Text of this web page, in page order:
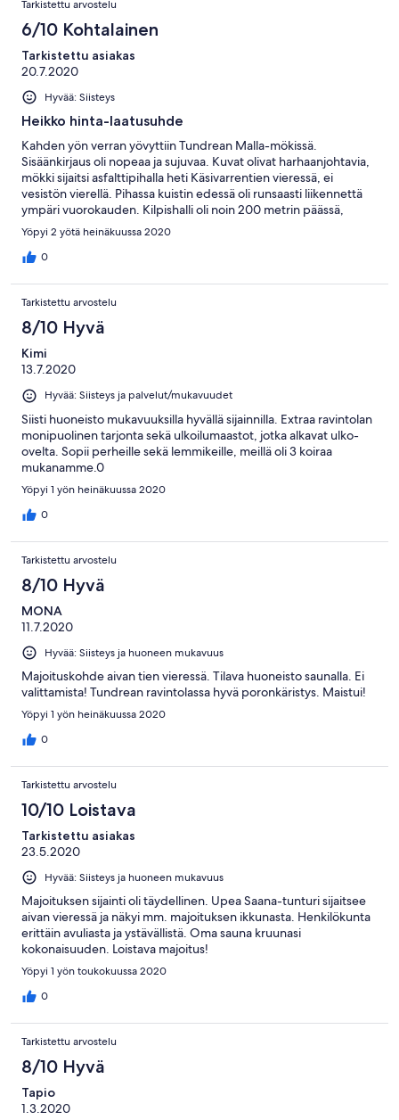
Tarkistettu arvostelu
6/10 Kohtalainen
Tarkistettu asiakas
20.7.2020
Hyvää: Siisteys
Heikko hinta-laatusuhde
Kahden yön verran yövyttiin Tundrean Malla-mökissä.
Sisäänkirjaus oli nopeaa ja sujuvaa. Kuvat olivat harhaanjohtavia,
mökki sijaitsi asfalttipihalla heti Käsivarrentien vieressä, ei
vesistön vierellä. Pihassa kuistin edessä oli runsaasti liikennettä
ympäri vuorokauden. Kilpishalli oli noin 200 metrin päässä,
palvelut siis erittäin hyvin saatavilla. Mökki oli erittäin kuuma
tullessamme, yli 30 astetta, ja vaikka henkilökunta ystävällisesti
laski lämpötilaa heti tulomme jälkeen pyynnöstä, meni
Uuni ylikuumeni herkästi ja sammui kokonaan, käyttöohjetta
mökistä ei löytynyt. Ikkunoissa ei ollut kunnollisia verhoja, mökkiä
ei saanut pimennettyä keskikesän auringolta yöksi, tämän
ajattelisimme olevan aika keskeistä Lapin kesässä.. Siisteystaso oli
hyvä. Takkaa ei mökissä ollut. Uloskirjaus oli ongelmatonta. Mökki
oli kaikkiaan ok-tasoa emmekä Kilpisjärvellä enempää olisi
tarvinneet. Hinta-laatusuhde oli kuitenkin huono ja tästä syystä
majoitus oli hieman pettymys.
Yöpyi 2 yötä heinäkuussa 2020
0
Tarkistettu arvostelu
8/10 Hyvä
Kimi
13.7.2020
Hyvää: Siisteys ja palvelut/mukavuudet
Siisti huoneisto mukavuuksilla hyvällä sijainnilla. Extraa ravintolan
monipuolinen tarjonta sekä ulkoilumaastot, jotka alkavat ulko-
ovelta. Sopii perheille sekä lemmikeille, meillä oli 3 koiraa
mukanamme.0
Yöpyi 1 yön heinäkuussa 2020
0
Tarkistettu arvostelu
8/10 Hyvä
MONA
11.7.2020
Hyvää: Siisteys ja huoneen mukavuus
Majoituskohde aivan tien vieressä. Tilava huoneisto saunalla. Ei
valittamista! Tundrean ravintolassa hyvä poronkäristys. Maistui!
Yöpyi 1 yön heinäkuussa 2020
0
Tarkistettu arvostelu
10/10 Loistava
Tarkistettu asiakas
23.5.2020
Hyvää: Siisteys ja huoneen mukavuus
Majoituksen sijainti oli täydellinen. Upea Saana-tunturi sijaitsee
aivan vieressä ja näkyi mm. majoituksen ikkunasta. Henkilökunta
erittäin avuliasta ja ystävällistä. Oma sauna kruunasi
kokonaisuuden. Loistava majoitus!
Yöpyi 1 yön toukokuussa 2020
0
Tarkistettu arvostelu
8/10 Hyvä
Tapio
1.3.2020